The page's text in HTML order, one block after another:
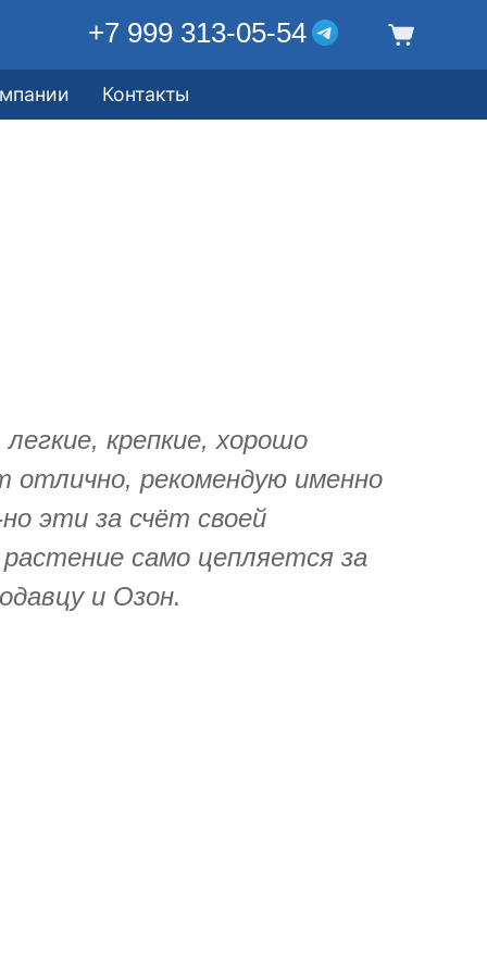
+7 999 313-05-54
Контакты
крепкие, хорошо
отлично, рекомендую именно
эти за счёт своей
само цепляется за
и Озон.